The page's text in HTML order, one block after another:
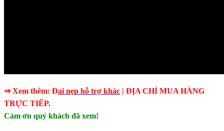
⇒ Xem thêm: Đai nẹp hỗ trợ khác | ĐỊA CHỈ MUA HÀNG
TRỰC TIẾP.
Cám ơn quý khách đã xem!